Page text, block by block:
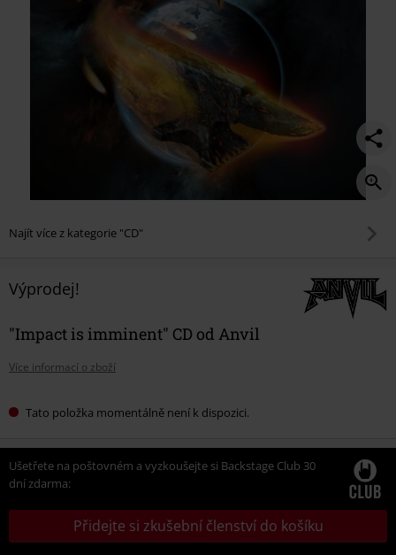
Najít více z kategorie "CD"
Výprodej!
"Impact is imminent" CD od Anvil
Více informací o zboží
Tato položka momentálně není k dispozici.
Ušetřete na poštovném a vyzkoušejte si Backstage Club 30
dní zdarma:
Přidejte si zkušební členství do košíku